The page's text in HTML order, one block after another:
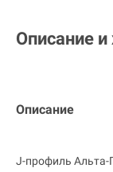
Описание и
Описание
J-профиль